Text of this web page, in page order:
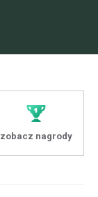
zobacz nagrody